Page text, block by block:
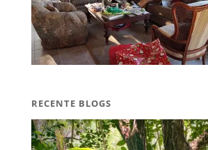
RECENTE BLOGS